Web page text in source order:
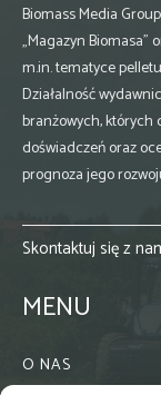
Biomass Media
„Magazyn Biomasa”
m.in. tematyce
Działalność
branżowych, których
doświadczeń oraz
prognoza jego
Skontaktuj się z
MENU
O NAS